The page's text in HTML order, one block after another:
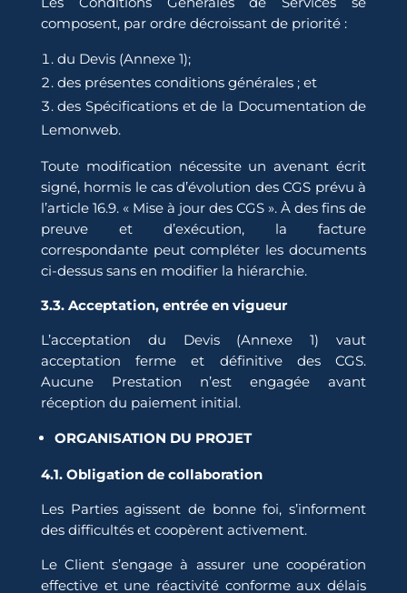
composent, par ordre décroissant de priorité :
du Devis (Annexe 1);
des présentes conditions générales ; et
des Spécifications et de la Documentation de
Lemonweb.
Toute modification nécessite un avenant écrit
signé, hormis le cas d’évolution des CGS prévu à
l’article 16.9. « Mise à jour des CGS ». À des fins de
preuve et d’exécution, la facture
correspondante peut compléter les documents
ci-dessus sans en modifier la hiérarchie.
3.3. Acceptation, entrée en vigueur
L’acceptation du Devis (Annexe 1) vaut
acceptation ferme et définitive des CGS.
Aucune Prestation n’est engagée avant
réception du paiement initial.
ORGANISATION DU PROJET
4.1. Obligation de collaboration
Les Parties agissent de bonne foi, s’informent
des difficultés et coopèrent activement.
Le Client s’engage à assurer une coopération
effective et une réactivité conforme aux délais